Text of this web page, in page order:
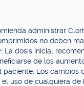
administrar
no deben
La dosis inicial
de los
Los cambios
uso de cualquiera